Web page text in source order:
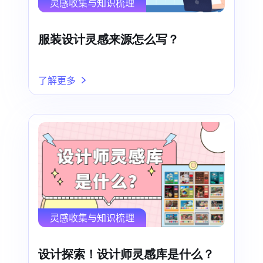
灵感收集与知识梳理
服装设计灵感来源怎么写？
了解更多
灵感收集与知识梳理
设计探索！设计师灵感库是什么？